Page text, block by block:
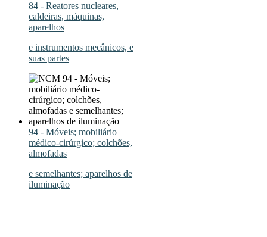
84 - Reatores nucleares,
caldeiras, máquinas,
aparelhos
e instrumentos mecânicos, e
suas partes
94 - Móveis; mobiliário
médico-cirúrgico; colchões,
almofadas
e semelhantes; aparelhos de
iluminação